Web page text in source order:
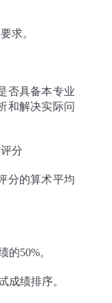
求。
否具备本专业
和解决实际问
分
分的算术平均
50%。
成绩排序。